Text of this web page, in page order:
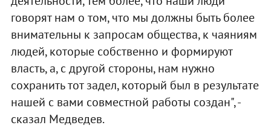
говорят нам о том, что мы должны быть более
внимательны к запросам общества, к чаяниям
людей, которые собственно и формируют
власть, а, с другой стороны, нам нужно
сохранить тот задел, который был в результате
нашей с вами совместной работы создан", -
сказал Медведев.